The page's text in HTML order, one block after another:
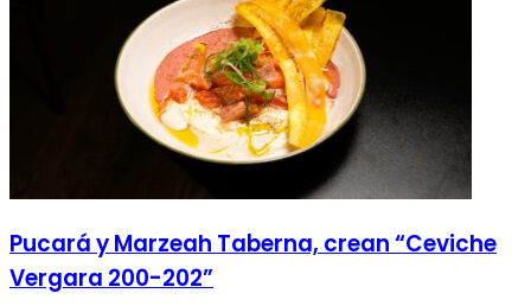
Pucará y Marzeah Taberna, crean “Ceviche
Vergara 200-202”